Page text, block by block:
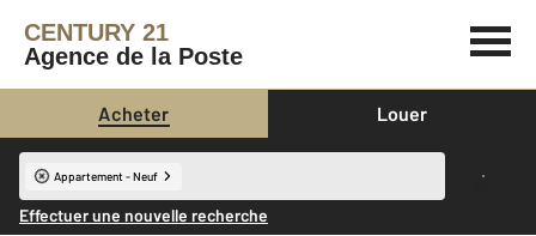
CENTURY 21
Agence de la Poste
Acheter Louer
Appartement - Neuf
Effectuer une nouvelle recherche